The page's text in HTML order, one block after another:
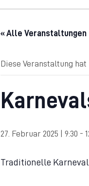
« Alle Veranstaltungen
Diese Veranstaltung
27. Februar 2025 | 9:30 -
Traditionelle